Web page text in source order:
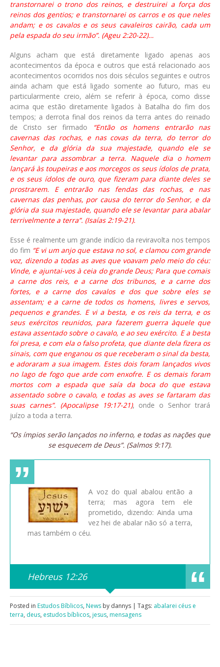
transtornarei o trono dos reinos, e destruirei a força dos
reinos dos gentios; e transtornarei os carros e os que neles
andam; e os cavalos e os seus cavaleiros cairão, cada um
pela espada do seu irmão”. (Ageu 2:20-22)…
Alguns acham que está diretamente ligado apenas aos
acontecimentos da época e outros que está relacionado aos
acontecimentos ocorridos nos dois séculos seguintes e outros
ainda acham que está ligado somente ao futuro, mas eu
particularmente creio, além se referir à época, como disse
acima que estão diretamente ligados à Batalha do fim dos
tempos; a derrota final dos reinos da terra antes do reinado
de Cristo ser firmado
“Então os homens entrarão nas
cavernas das rochas, e nas covas da terra, do terror do
Senhor, e da glória da sua majestade, quando ele se
levantar para assombrar a terra. Naquele dia o homem
lançará às toupeiras e aos morcegos os seus ídolos de prata,
e os seus ídolos de ouro, que fizeram para diante deles se
prostrarem. E entrarão nas fendas das rochas, e nas
cavernas das penhas, por causa do terror do Senhor, e da
glória da sua majestade, quando ele se levantar para abalar
terrivelmente a terra”. (Isaías 2:19-21).
Esse é realmente um grande indício da reviravolta nos tempos
do fim “E vi um anjo que estava no sol, e clamou com grande
voz, dizendo a todas as aves que voavam pelo meio do céu:
Vinde, e ajuntai-vos à ceia do grande Deus; Para que comais
a carne dos reis, e a carne dos tribunos, e a carne dos
fortes, e a carne dos cavalos e dos que sobre eles se
assentam; e a carne de todos os homens, livres e servos,
pequenos e grandes. E vi a besta, e os reis da terra, e os
seus exércitos reunidos, para fazerem guerra àquele que
estava assentado sobre o cavalo, e ao seu exército. E a besta
foi presa, e com ela o falso profeta, que diante dela fizera os
sinais, com que enganou os que receberam o sinal da besta,
e adoraram a sua imagem. Estes dois foram lançados vivos
no lago de fogo que arde com enxofre. E os demais foram
mortos com a espada que saía da boca do que estava
assentado sobre o cavalo, e todas as aves se fartaram das
suas carnes”. (Apocalipse 19:17-21), onde o Senhor trará
juízo a toda a terra.
“Os ímpios serão lançados no inferno, e todas as nações que
se esquecem de Deus”. (Salmos 9:17).
A voz do qual abalou então a
terra; mas agora tem ele
prometido, dizendo: Ainda uma
vez hei de abalar não só a terra,
mas também o céu.
Hebreus 12:26
Posted in Estudos Bíblicos, News by dannys | Tags: abalarei céus e
terra, deus, estudos bíblicos, jesus, mensagens